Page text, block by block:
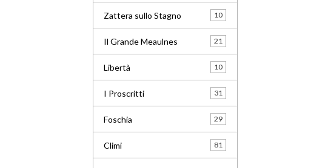
Zattera sullo Stagno 10
Il Grande Meaulnes 21
Libertà 10
I Proscritti 31
Foschia 29
Climi 81